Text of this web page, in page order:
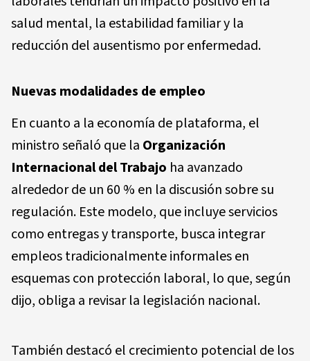
salud mental, la estabilidad familiar y la
reducción del ausentismo por enfermedad.
Nuevas modalidades de empleo
En cuanto a la economía de plataforma, el
ministro señaló que la Organización
Internacional del Trabajo ha avanzado
alrededor de un 60 % en la discusión sobre su
regulación. Este modelo, que incluye servicios
como entregas y transporte, busca integrar
empleos tradicionalmente informales en
esquemas con protección laboral, lo que, según
dijo, obliga a revisar la legislación nacional.
También destacó el crecimiento potencial de los